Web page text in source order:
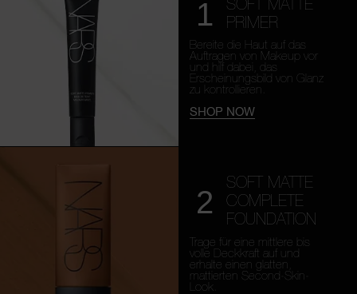
1
SOFT MATTE
PRIMER
Bereite die Haut auf das
Auftragen von Makeup vor
und hilf dabei, das
Erscheinungsbild von Glanz
zu kontrollieren.
SHOP NOW
2
SOFT MATTE
COMPLETE
FOUNDATION
Trage für eine mittlere bis
volle Deckkraft auf und
erhalte einen glatten,
mattierten Second-Skin-
Look.